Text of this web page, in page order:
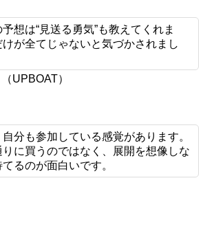
想は“見送る勇気”も教えてくれま
が全てじゃないと気づかされまし
UPBOAT）
分も参加している感覚があります。
に買うのではなく、展開を想像しな
るのが面白いです。